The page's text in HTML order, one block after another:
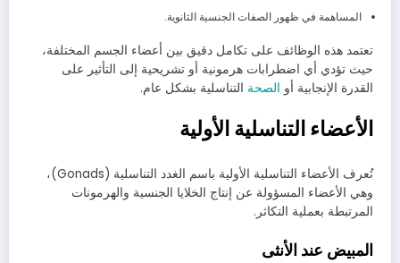
المساهمة في ظهور الصفات الجنسية الثانوية.
تعتمد هذه الوظائف على تكامل دقيق بين أعضاء الجسم المختلفة،
حيث تؤدي أي اضطرابات هرمونية أو تشريحية إلى التأثير على
القدرة الإنجابية أو الصحة التناسلية بشكل عام.
الأعضاء التناسلية الأولية
تُعرف الأعضاء التناسلية الأولية باسم الغدد التناسلية (Gonads)،
وهي الأعضاء المسؤولة عن إنتاج الخلايا الجنسية والهرمونات
المرتبطة بعملية التكاثر.
المبيض عند الأنثى